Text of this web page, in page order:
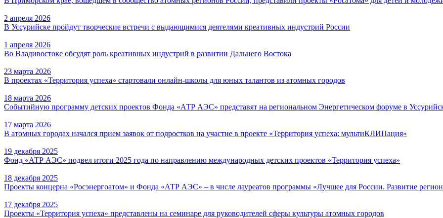
2 апреля 2026
В Уссурийске пройдут творческие встречи с выдающимися деятелями креативных индустрий России
1 апреля 2026
Во Владивостоке обсудят роль креативных индустрий в развитии Дальнего Востока
23 марта 2026
В проектах «Территория успеха» стартовали онлайн-школы для юных талантов из атомных городов
18 марта 2026
Событийную программу детских проектов Фонда «АТР АЭС» представят на региональном Энергетическом форуме в
17 марта 2026
В атомных городах начался прием заявок от подростков на участие в проекте «Территория успеха: мультиКЛИПация»
19 декабря 2025
Фонд «АТР АЭС» подвел итоги 2025 года по направлению международных детских проектов «Территория успеха»
18 декабря 2025
Проекты концерна «Росэнергоатом» и Фонда «АТР АЭС» – в числе лауреатов программы «Лучшее для России. Развитие
17 декабря 2025
Проекты «Территория успеха» представлены на семинаре для руководителей сферы культуры атомных городов